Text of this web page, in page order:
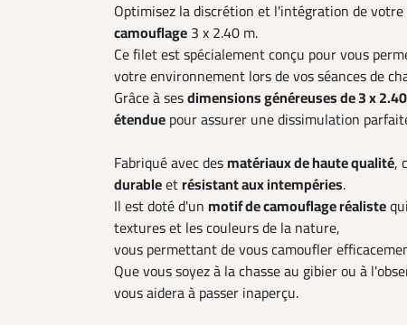
Optimisez la discrétion et l'intégration de
camouflage 3 x 2.40 m.
Ce filet est spécialement conçu pour vous
votre environnement lors de vos séances de
Grâce à sesdimensions généreuses de 3 x
étendue pour assurer une dissimulation
Fabriqué avec desmatériaux de haute qualité,
durableetrésistant aux intempéries.
Il est doté d'un motif de camouflage réaliste
textures et les couleurs de la nature,
vous permettant de vous camoufler
Que vous soyez à la chasse au gibier ou à
vous aidera à passer inaperçu.